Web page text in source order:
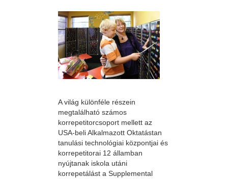
A világ különféle részein
megtalálható számos
korrepetitorcsoport mellett az
USA-beli Alkalmazott Oktatástan
tanulási technológiai központjai és
korrepetitorai 12 államban
nyújtanak iskola utáni
korrepetálást a Supplemental